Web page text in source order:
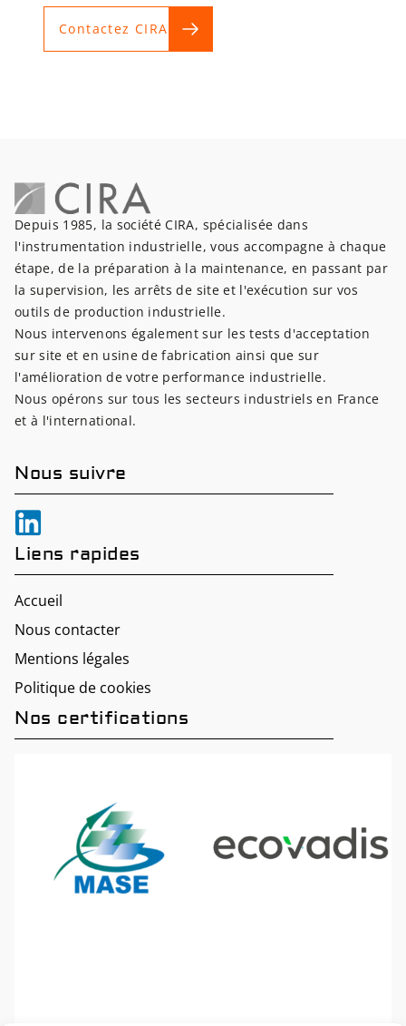
Contactez CIRA
Depuis 1985, la société CIRA, spécialisée dans
l'instrumentation industrielle, vous accompagne à chaque
étape, de la préparation à la maintenance, en passant par
la supervision, les arrêts de site et l'exécution sur vos
outils de production industrielle.
Nous intervenons également sur les tests d'acceptation
sur site et en usine de fabrication ainsi que sur
l'amélioration de votre performance industrielle.
Nous opérons sur tous les secteurs industriels en France
et à l'international.
Nous suivre
Liens rapides
Accueil
Nous contacter
Mentions légales
Politique de cookies
Nos certifications